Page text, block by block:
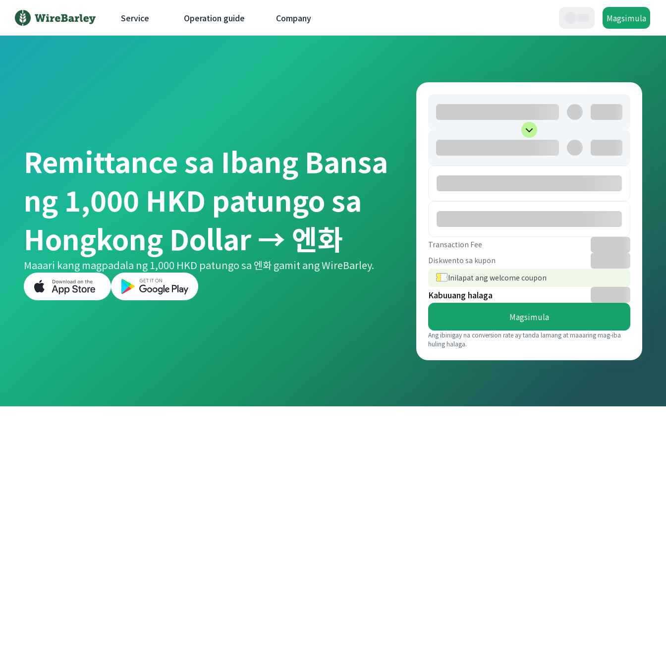
Service Operation guide Company Magsimula
Remittance sa Ibang Bansa
ng 1,000 HKD patungo sa
Hongkong Dollar → 엔화
Maaari kang magpadala ng 1,000 HKD patungo sa 엔화 gamit ang WireBarley.
Transaction Fee
Diskwento sa kupon
Inilapat ang welcome coupon
Kabuuang halaga
Magsimula
Ang ibinigay na conversion rate ay tanda lamang at maaaring mag-iba
huling halaga.